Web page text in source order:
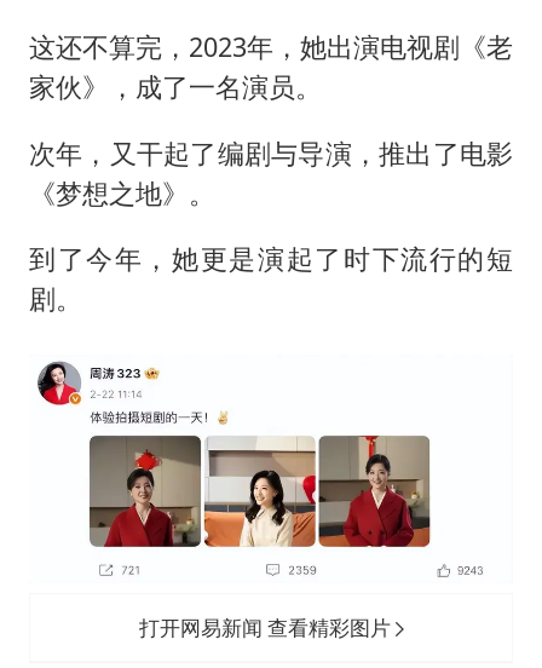
这还不算完，2023年，她出演电视剧《老
家伙》，成了一名演员。
次年，又干起了编剧与导演，推出了电影
《梦想之地》。
到了今年，她更是演起了时下流行的短
剧。
打开网易新闻 查看精彩图片